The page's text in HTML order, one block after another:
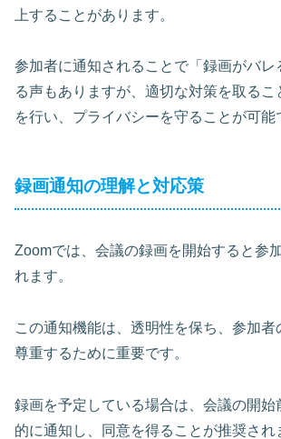
上することがあります。
参加者に通知されることで「録画がバレ
る声もありますが、適切な対策を取る
を行い、プライバシーを守ることが可能
録画通知の理解と対応策
Zoomでは、会議の録画を開始すると参
れます。
この通知機能は、透明性を保ち、参加者
尊重するために重要です。
録画を予定している場合は、会議の開始
的に通知し、同意を得ることが推奨され